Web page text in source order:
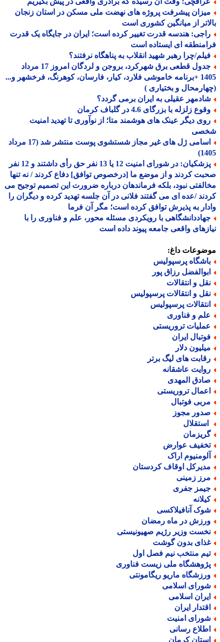
پیشرفت پروژه های نهضت ملی مسکن در استان زنجان
از میانگین کشوری است
هندسه قدرت تغییر کرده است؛ ایران در جایگاه یک قدرت
ای ایستاده است
چرا رهبر شهید انقلاب به پناهگاه نرفتند؟
جدول قطعی برق شهرکرد، بروجن و لردگان امروز 17 مرداد
1405 +برنامه خاموشی فلارد، کیار، فارسان، کوهرنگ، فرخشهر و...
و بختیاری )
عقیلی به ایران برمی گردد؟
زلزله با بزرگای 4.6 در گلباف کرمان
دیگر عینک های هوشمند متا؛ از نوآوری تا تهدید امنیت
اسامی ژل های غیر مجاز شستشوی پوست منتشر شد (17 مرداد
پزشکیان: در شورای امنیت 12 یا 13 نفر حق رأی داشتند و 12 نفر
کردند و از موضع ما [درخصوص توافق] دفاع کردند / نه تنها
نبود، بلکه فرماندهان درباره ضرورت این تصمیم توجیح می
/عده ای می گفتند فلانی در آن جلسه تهدید کرده و دیگران را
به پذیرش توافق کرده است؛ مگر آن فرما
با رویکردی مسئله محور، علم و فناوری را با
واقعی جامعه پیوند داده است
داغ:
پرسپولیس
رزاق پور
و انتقالات
و انتقالات پرسپولیس
پرسپولیس
و فناوری
تروریستی
ایران
دلار
های لیگ برتر
عاشقانه
المهدی
تروریستی
فوتبال
مجوز
عوارض
اراک
اوقاف کردستان
زمینی
جفری
آنافیلاکسی
در ماه رمضان
وزیر رژیم صهیونیستی
بدون گوشت
منتخب نیم فصل اول
ملی زیست فناوری
ماریو ریگامونتی
اسلامی
اسلامی
ایران
امنیت
رسانی
کرمان